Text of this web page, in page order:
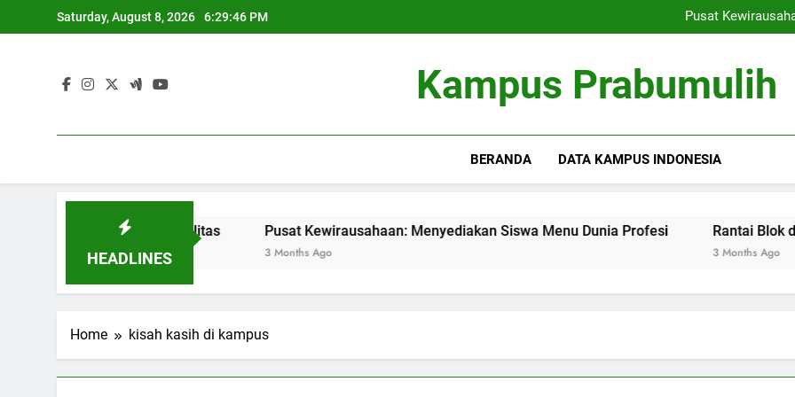
to
Saturday, August 8, 2026 6:29:46 PM
Pusat
Rantai Blok dalam
Pusat
Rantai Blok dalam
Kampus Prabumulih
BERANDA DATA KAMPUS INDONESIA
HEADLINES
Pendidikan Berkualitas Pusat Kewirausahaan: Menyediakan Siswa Menu Dunia Profesi
3 Months Ago
Rantai Blok dalam
3 Months Ago
Home kisah kasih di kampus